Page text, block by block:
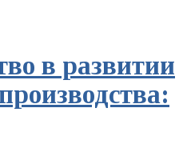
в развитии